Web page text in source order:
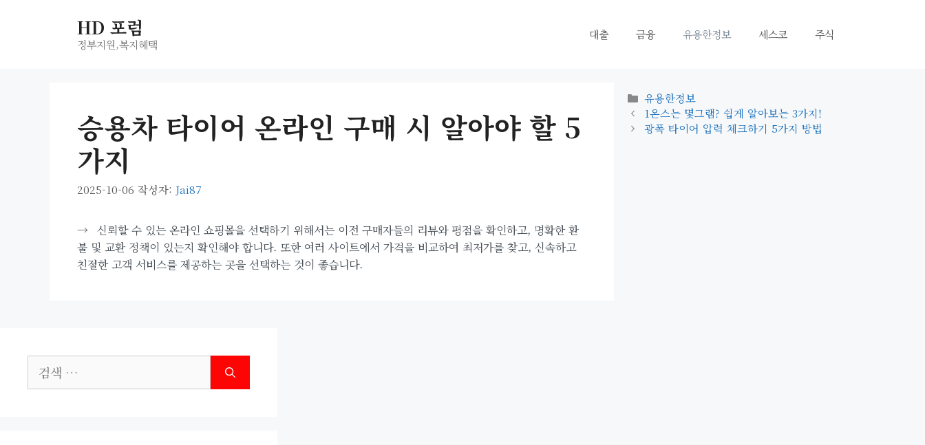
HD 포럼
정부지원,복지헤택
대출 금융 유용한정보 세스코 주식
승용차 타이어 온라인 구매 시 알아야 할 5
가지
2025-10-06 작성자: Jai87
→ 신뢰할 수 있는 온라인 쇼핑몰을 선택하기 위해서는 이전 구매자들의 리뷰와 평점을 확인하고, 명확한 환
불 및 교환 정책이 있는지 확인해야 합니다. 또한 여러 사이트에서 가격을 비교하여 최저가를 찾고, 신속하고
친절한 고객 서비스를 제공하는 곳을 선택하는 것이 좋습니다.
카
테
고
유용한정보
1온스는 몇그램? 쉽게 알아보는 3가지!
광폭 타이어 압력 체크하기 5가지 방법
색: